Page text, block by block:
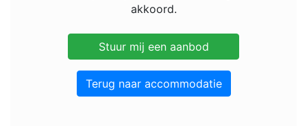
akkoord.
Terug naar accommodatie